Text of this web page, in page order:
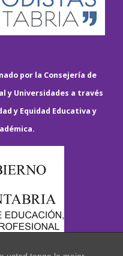
por la Consejería de
y Universidades a través
y Equidad Educativa y